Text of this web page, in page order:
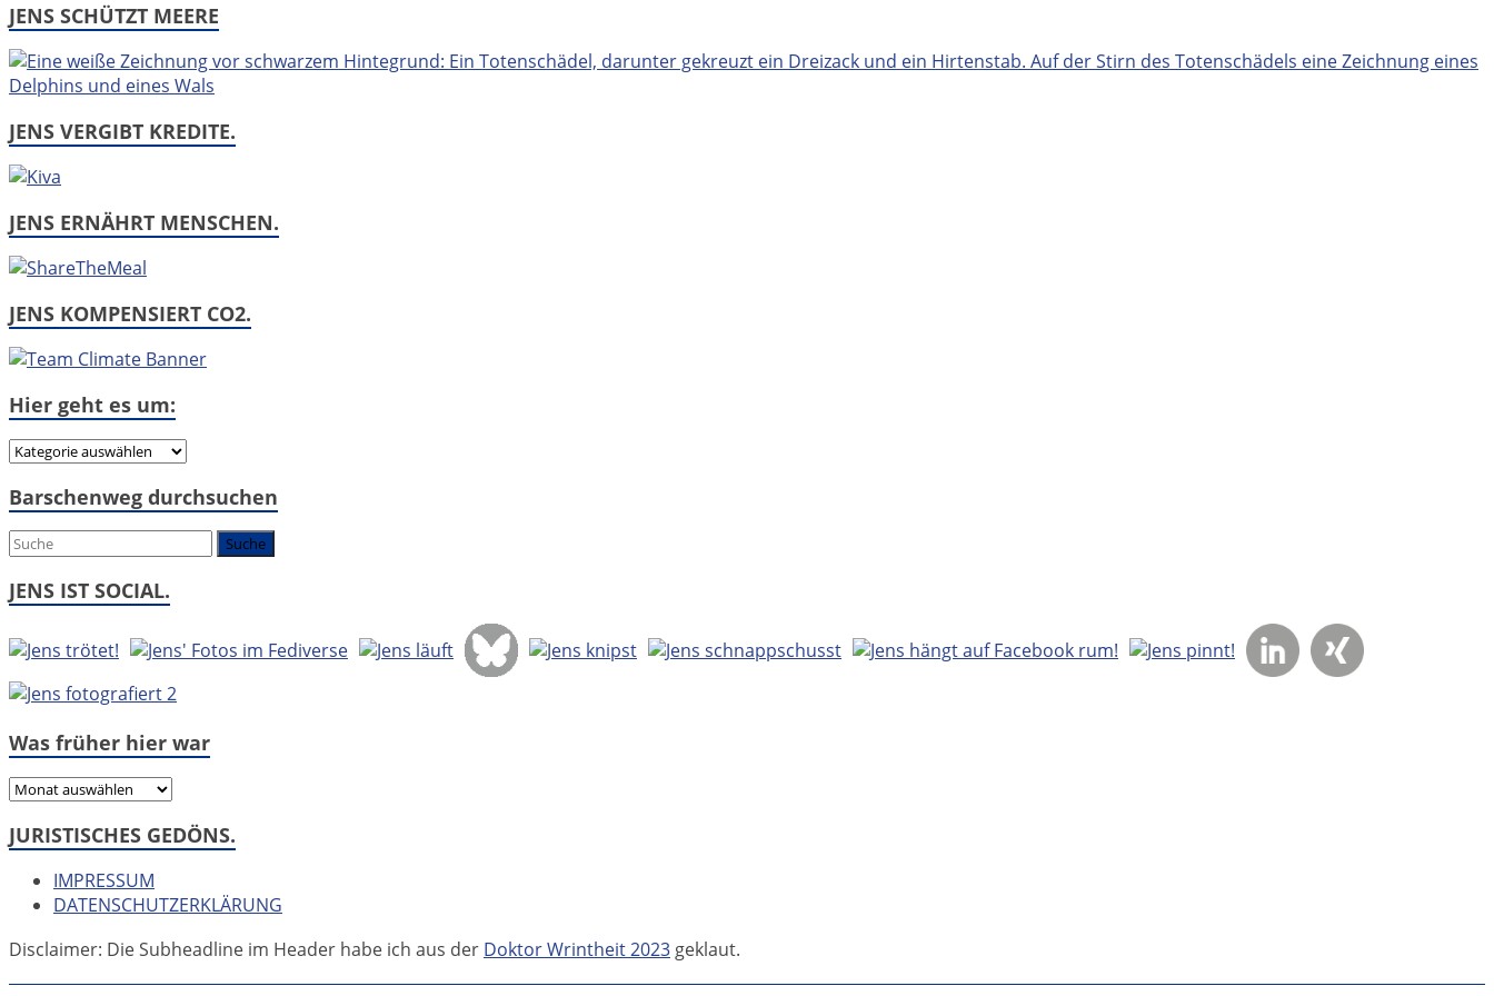
JENS SCHÜTZT MEERE
JENS VERGIBT KREDITE.
JENS ERNÄHRT MENSCHEN.
JENS KOMPENSIERT CO2.
Hier geht es um:
Hier
es
Barschenweg durchsuchen
JENS IST SOCIAL.
Was früher hier war
Was
hier
JURISTISCHES GEDÖNS.
IMPRESSUM
DATENSCHUTZERKLÄRUNG
Disclaimer: Die Subheadline im Header habe ich aus der Doktor Wrintheit 2023 geklaut.